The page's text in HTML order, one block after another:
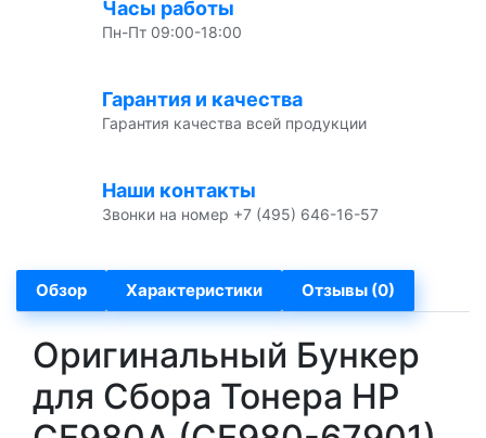
Часы работы
Пн-Пт 09:00-18:00
Гарантия и качества
Гарантия качества всей продукции
Наши контакты
Звонки на номер +7 (495) 646-16-57
Обзор Характеристики Отзывы (0)
Оригинальный Бункер
для Сбора Тонера HP